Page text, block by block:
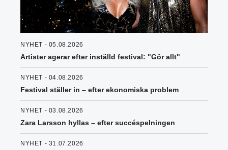
NYHET - 05.08.2026
Artister agerar efter inställd festival: "Gör allt"
NYHET - 04.08.2026
Festival ställer in – efter ekonomiska problem
NYHET - 03.08.2026
Zara Larsson hyllas – efter succéspelningen
NYHET - 31.07.2026